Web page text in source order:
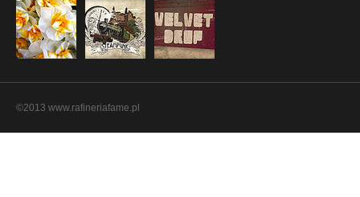
©2013 www.rafineriafame.pl